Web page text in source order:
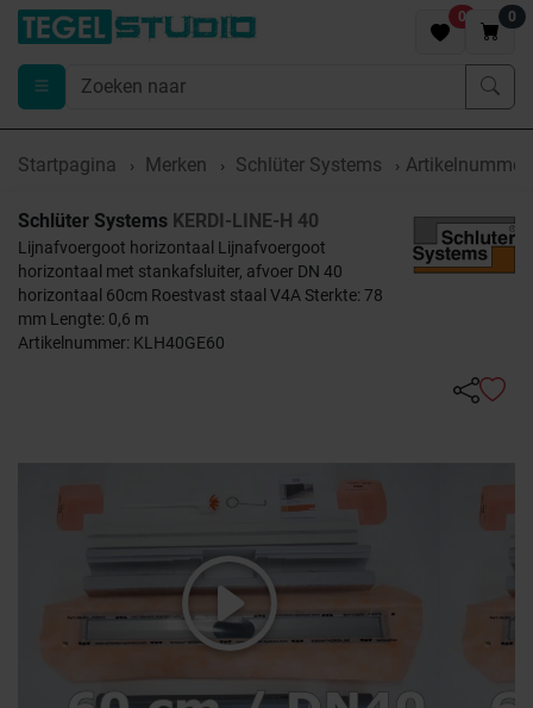
0 0
Startpagina Merken Schlüter Systems Artikelnummer
Schlüter Systems KERDI-LINE-H 40
Lijnafvoergoot horizontaal Lijnafvoergoot
horizontaal met stankafsluiter, afvoer DN 40
horizontaal 60cm Roestvast staal V4A Sterkte: 78
mm Lengte: 0,6 m
Artikelnummer: KLH40GE60